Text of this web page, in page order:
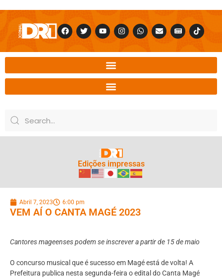
Edições impressas
Abril 7, 2023 6:00 pm
VEM AÍ O CANTA MAGÉ 2023
Cantores mageenses podem se inscrever a partir de 15 de maio
O concurso musical que é sucesso em Magé está de volta! A
Prefeitura publica nesta segunda-feira o edital do Canta Magé